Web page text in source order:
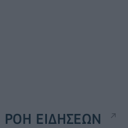
ΡΟΗ ΕΙΔΗΣΕΩΝ